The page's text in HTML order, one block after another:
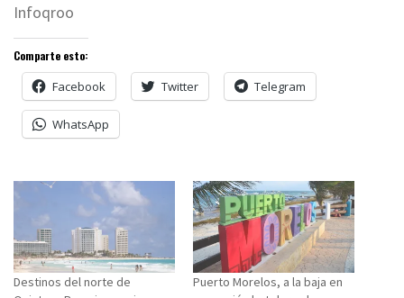
Infoqroo
Comparte esto:
Facebook Twitter Telegram
WhatsApp
Destinos del norte de
Puerto Morelos, a la baja en